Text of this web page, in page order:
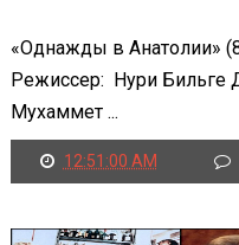
«Однажды в Анатолии»
Режиссер: Нури Бильге
Мухаммет ...
12:51:00 AM